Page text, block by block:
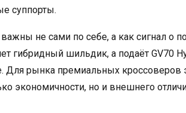
суппорты.
не сами по себе, а как сигнал о
гибридный шильдик, а подаёт GV70
Для рынка премиальных кроссоверов
экономичности, но и внешнего